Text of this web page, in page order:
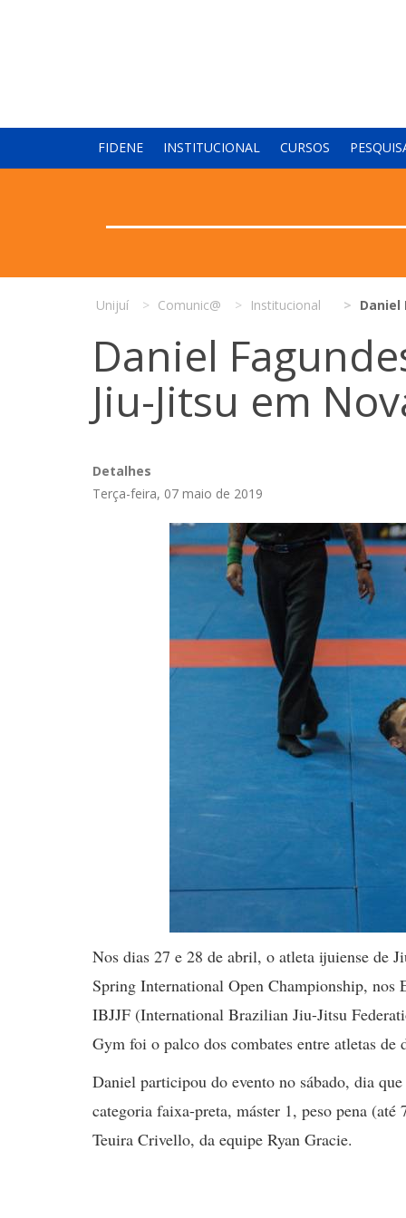
FIDENE INSTITUCIONAL CURSOS
Unijuí Comunic@ Institucional Daniel
Daniel
Jiu-Jitsu em
Detalhes
Terça-feira, 07 maio de 2019
Nos dias 27 e 28 de abril, o atleta ijuiense de
Spring International Open Championship, nos
IBJJF (International Brazilian Jiu-Jitsu
Gym foi o palco dos combates entre atletas de
Daniel participou do evento no sábado, dia
categoria faixa-preta, máster 1, peso pena
Teuira Crivello, da equipe Ryan Gracie.